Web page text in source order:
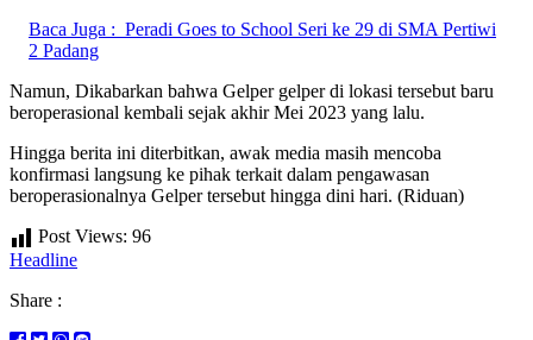
Baca Juga : Peradi Goes to School Seri ke 29 di SMA Pertiwi
2 Padang
Namun, Dikabarkan bahwa Gelper gelper di lokasi tersebut baru
beroperasional kembali sejak akhir Mei 2023 yang lalu.
Hingga berita ini diterbitkan, awak media masih mencoba
konfirmasi langsung ke pihak terkait dalam pengawasan
beroperasionalnya Gelper tersebut hingga dini hari. (Riduan)
Post Views: 96
Headline
Share :